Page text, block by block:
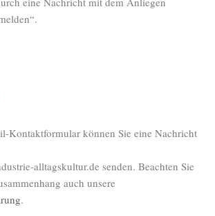
Kontaktformular können Sie eine Nachricht
alltagskultur.de senden. Beachten Sie
auch unsere
.